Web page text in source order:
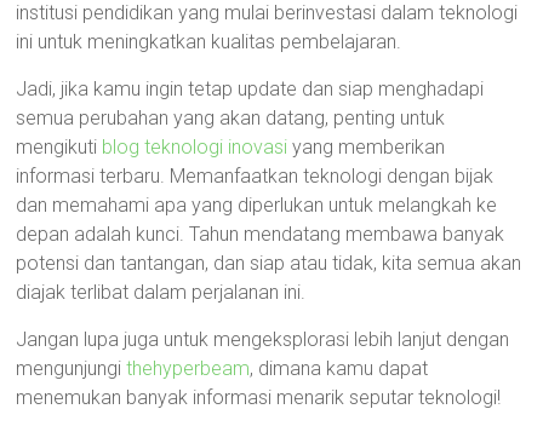
institusi pendidikan yang mulai berinvestasi dalam teknologi
ini untuk meningkatkan kualitas pembelajaran.
Jadi, jika kamu ingin tetap update dan siap menghadapi
semua perubahan yang akan datang, penting untuk
mengikuti blog teknologi inovasi yang memberikan
informasi terbaru. Memanfaatkan teknologi dengan bijak
dan memahami apa yang diperlukan untuk melangkah ke
depan adalah kunci. Tahun mendatang membawa banyak
potensi dan tantangan, dan siap atau tidak, kita semua akan
diajak terlibat dalam perjalanan ini.
Jangan lupa juga untuk mengeksplorasi lebih lanjut dengan
mengunjungithehyperbeam, dimana kamu dapat
menemukan banyak informasi menarik seputar teknologi!